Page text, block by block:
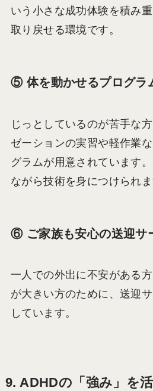
いう小さな成功体験を積み
取り戻せる環境です。
⑤ 体を動かせるプログラ
じっとしているのが苦手な
ゼーションの実習や軽作業
グラムが用意されています
ながら技術を身につけられま
⑥ ご家族も安心の送迎サ
一人での外出に不安がある
が大きい方のために、送迎
しています。
9. ADHDの「強み」を